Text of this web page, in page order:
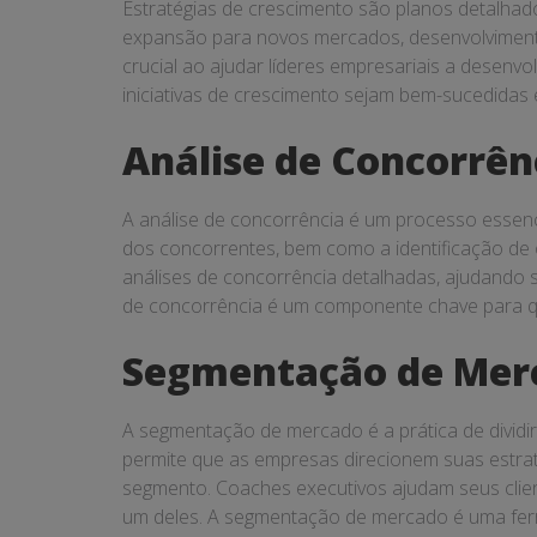
Estratégias de crescimento são planos
expansão para novos mercados,
crucial ao ajudar líderes empresariais a
iniciativas de crescimento sejam bem-sucedidas
Análise de
A análise de concorrência é um processo
dos concorrentes, bem como a identificação
análises de concorrência detalhadas,
de concorrência é um componente chave para
Segmentação de
A segmentação de mercado é a prática de
permite que as empresas direcionem suas
segmento. Coaches executivos ajudam seus
um deles. A segmentação de mercado é uma